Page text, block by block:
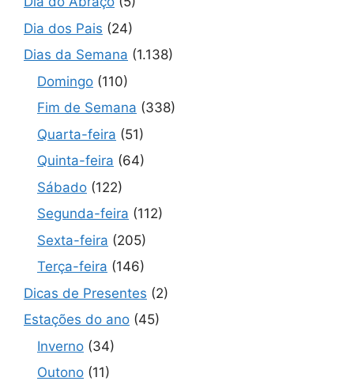
Dia dos Pais (24)
Dias da Semana (1.138)
Domingo (110)
Fim de Semana (338)
Quarta-feira (51)
Quinta-feira (64)
Sábado (122)
Segunda-feira (112)
Sexta-feira (205)
Terça-feira (146)
Dicas de Presentes (2)
Estações do ano (45)
Inverno (34)
Outono (11)